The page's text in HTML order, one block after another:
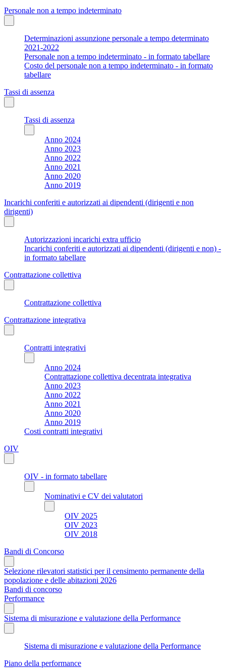
Personale non a tempo indeterminato
Determinazioni assunzione personale a tempo determinato
2021-2022
Personale non a tempo indeterminato - in formato tabellare
Costo del personale non a tempo indeterminato - in formato
tabellare
Tassi di assenza
Tassi di assenza
Anno 2024
Anno 2023
Anno 2022
Anno 2021
Anno 2020
Anno 2019
Incarichi conferiti e autorizzati ai dipendenti (dirigenti e non
dirigenti)
Autorizzazioni incarichi extra ufficio
Incarichi conferiti e autorizzati ai dipendenti (dirigenti e non) -
in formato tabellare
Contrattazione collettiva
Contrattazione collettiva
Contrattazione integrativa
Contratti integrativi
Anno 2024
Contrattazione collettiva decentrata integrativa
Anno 2023
Anno 2022
Anno 2021
Anno 2020
Anno 2019
Costi contratti integrativi
OIV
OIV - in formato tabellare
Nominativi e CV dei valutatori
OIV 2025
OIV 2023
OIV 2018
Bandi di Concorso
Selezione rilevatori statistici per il censimento permanente della
popolazione e delle abitazioni 2026
Bandi di concorso
Performance
Sistema di misurazione e valutazione della Performance
Sistema di misurazione e valutazione della Performance
Piano della performance